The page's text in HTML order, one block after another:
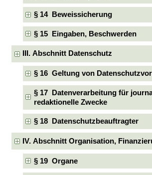
§ 14 Beweissicherung
§ 15 Eingaben, Beschwerden
III. Abschnitt Datenschutz
§ 16 Geltung von
§ 17 Datenverarbeitung für
redaktionelle Zwecke
§ 18 Datenschutzbeauftragter
IV. Abschnitt Organisation,
§ 19 Organe